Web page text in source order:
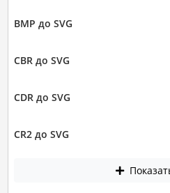
BMP до SVG
CBR до SVG
CDR до SVG
CR2 до SVG